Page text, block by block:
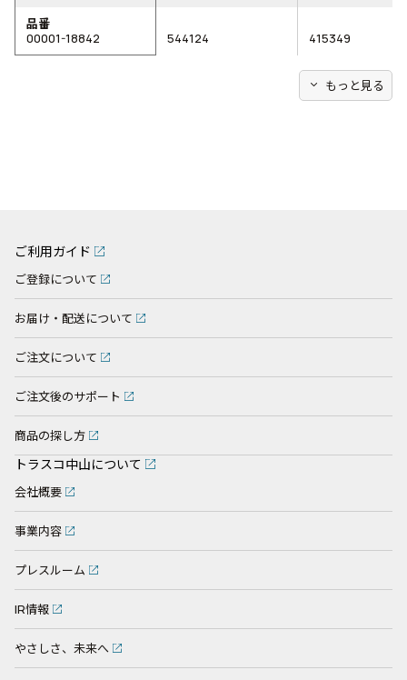
品番
00001-18842
544124 415349
expand_more もっと見る
ご利用ガイド
ご登録について
お届け・配送について
ご注文について
ご注文後のサポート
商品の探し方
トラスコ中山について
会社概要
事業内容
プレスルーム
IR情報
やさしさ、未来へ